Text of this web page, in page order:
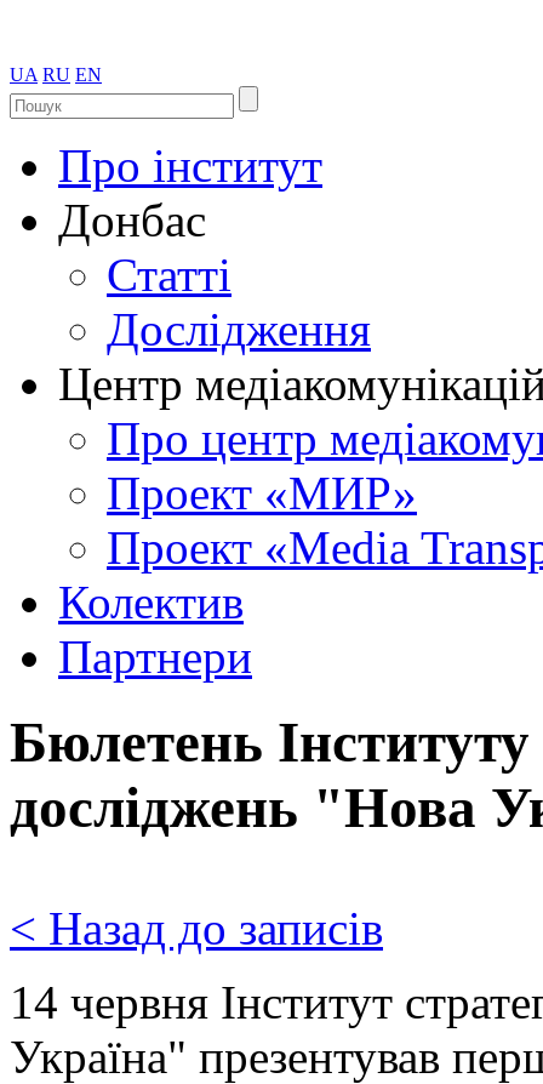
UA RU EN
Про інститут
Донбас
Статті
Дослідження
Центр
Про центр
Проект «МИР»
Проект «Media
Колектив
Партнери
Бюлетень Інституту
досліджень "Нова
< Назад до записів
14 червня Інститут
Україна" презентував